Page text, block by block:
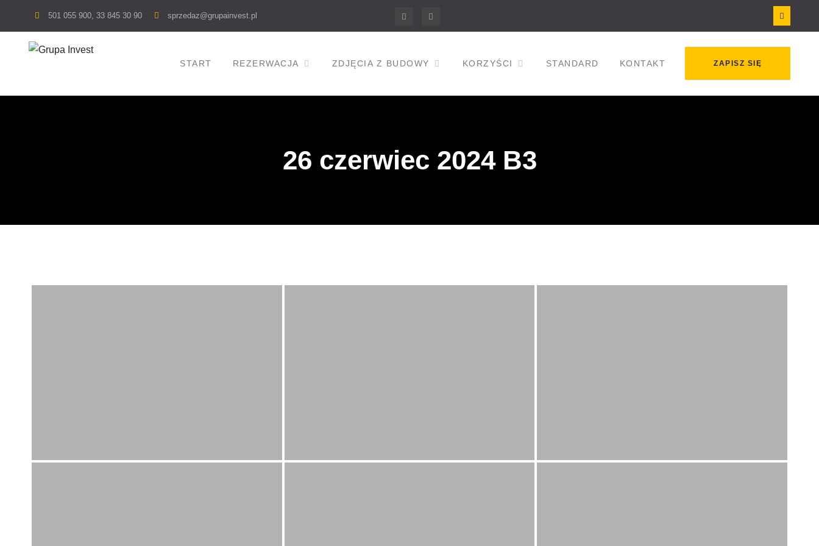
content
501 055 900, 33 845 30 90 sprzedaz@grupainvest.pl
FacebookInstagram
ZAPISZ SIĘ
START REZERWACJA ZDJĘCIA Z BUDOWY KORZYŚCI STANDARD KONTAKT
26 czerwiec 2024 B3